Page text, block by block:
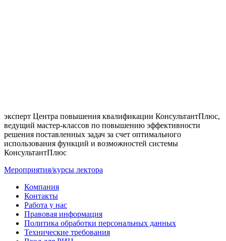
эксперт Центра повышения квалификации КонсультантПлюс,
ведущий мастер-классов по повышению эффективности
решения поставленных задач за счет оптимального
использования функций и возможностей системы
КонсультантПлюс
Мероприятия/курсы лектора
Компания
Контакты
Работа у нас
Правовая информация
Политика обработки персональных данных
Технические требования